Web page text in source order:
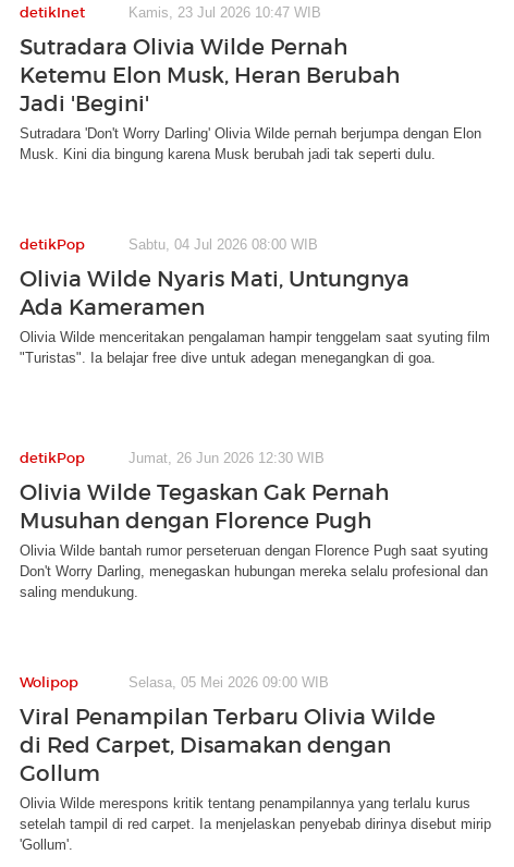
detikInet Kamis, 23 Jul 2026 10:47 WIB
Sutradara Olivia Wilde Pernah
Ketemu Elon Musk, Heran Berubah
Jadi 'Begini'
Sutradara 'Don't Worry Darling' Olivia Wilde pernah berjumpa dengan Elon
Musk. Kini dia bingung karena Musk berubah jadi tak seperti dulu.
detikPop Sabtu, 04 Jul 2026 08:00 WIB
Olivia Wilde Nyaris Mati, Untungnya
Ada Kameramen
Olivia Wilde menceritakan pengalaman hampir tenggelam saat syuting film
"Turistas". Ia belajar free dive untuk adegan menegangkan di goa.
detikPop Jumat, 26 Jun 2026 12:30 WIB
Olivia Wilde Tegaskan Gak Pernah
Musuhan dengan Florence Pugh
Olivia Wilde bantah rumor perseteruan dengan Florence Pugh saat syuting
Don't Worry Darling, menegaskan hubungan mereka selalu profesional dan
saling mendukung.
Wolipop Selasa, 05 Mei 2026 09:00 WIB
Viral Penampilan Terbaru Olivia Wilde
di Red Carpet, Disamakan dengan
Gollum
Olivia Wilde merespons kritik tentang penampilannya yang terlalu kurus
setelah tampil di red carpet. Ia menjelaskan penyebab dirinya disebut mirip
'Gollum'.